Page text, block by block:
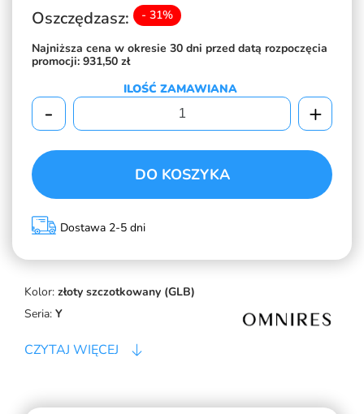
Kolor: złoty szczotkowany (GLB)
Seria: Y
CZYTAJ WIĘCEJ
Oszczędzasz: - 31%
Najniższa cena w okresie 30 dni przed datą rozpoczęcia
promocji: 931,50 zł
ILOŚĆ ZAMAWIANA
- +
DO KOSZYKA
Dostawa 2-5 dni